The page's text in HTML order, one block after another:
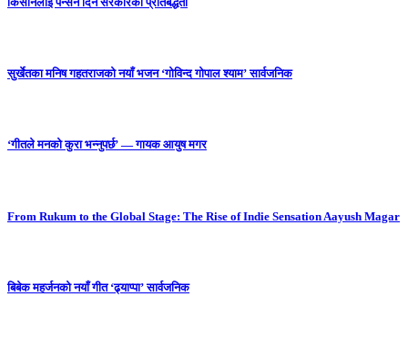
सुर्खेतका मनिष गहतराजको नयाँ भजन ‘गोविन्द गोपाल श्याम’ सार्वजनिक
‘गीतले मनको कुरा भन्नुपर्छ’ — गायक आयुष मगर
From Rukum to the Global Stage: The Rise of Indie Sensation Aayush Magar
बिबेक महर्जनको नयाँ गीत ‘ढ्याप्पा’ सार्वजनिक